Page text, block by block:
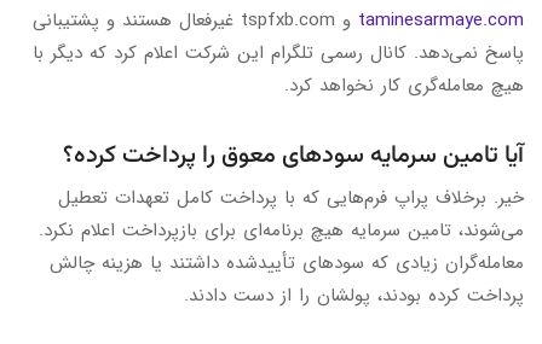
taminesarmaye.com
و tspfxb.com غیرفعال هستند و پشتیبانی
پاسخ نمی‌دهد. کانال رسمی تلگرام این شرکت اعلام کرد که دیگر با
هیچ معامله‌گری کار نخواهد کرد.
آیا تامین سرمایه سودهای معوق را پرداخت کرده؟
خیر. برخلاف پراپ فرم‌هایی که با پرداخت کامل تعهدات تعطیل
می‌شوند، تامین سرمایه هیچ برنامه‌ای برای بازپرداخت اعلام نکرد.
معامله‌گران زیادی که سودهای تأییدشده داشتند یا هزینه چالش
پرداخت کرده بودند، پولشان را از دست دادند.